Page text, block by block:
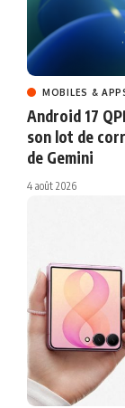
MOBILES &
Android 17
son lot de
de Gemini
4 août 2026